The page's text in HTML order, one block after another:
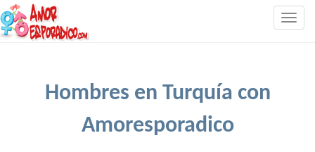
Hombres en Turquía con
Amoresporadico